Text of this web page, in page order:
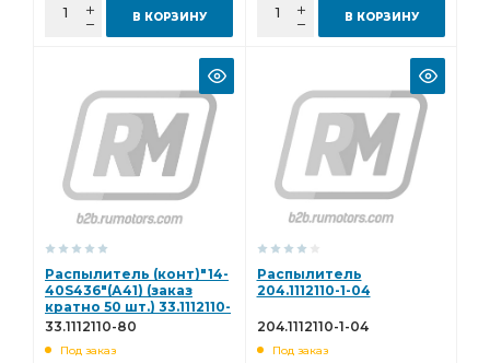
В КОРЗИНУ В КОРЗИНУ
Распылитель (конт)"14-
40S436"(А41) (заказ
кратно 50 шт.) 33.1112110-
80
33.1112110-80
Под заказ
Распылитель
204.1112110-1-04
204.1112110-1-04
Под заказ